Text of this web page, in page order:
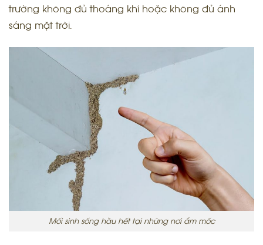
trường không đủ thoáng khí hoặc không đủ ánh
sáng mặt trời.
Mối sinh sống hầu hết tại những nơi ẩm mốc